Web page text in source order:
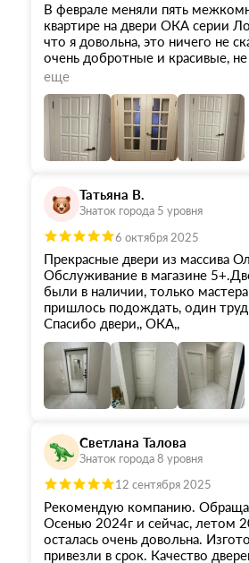
В феврале меняли пять
квартире на двери ОКА серии
что я довольна, это ничего не
очень добротные и красивые,
нарадоваться. Огромное
салона дверей ОКА в Кубатуре за
индивидуальный подход и
определиться с замками,
доставка вовремя, все
Хочется особенно отметить
безостановочно , очень
руки. Цена дверей тоже
двери, но произведенные в Спб
России стоят заметно дороже.
такой качественный товар ,
водителей и отдельная
менеджерам салона Юлии
яПлександру. Спасибо за
долго буду вспоминать вас
другим покупателям, никаких
двери, то только ОКА
еще
Татьяна В.
Знаток города 5 уровня
6 октября 2025
Прекрасные двери из массива
Обслуживание в магазине
были в наличии, только
пришлось подождать, один
Спасибо двери,, ОКА,,
Светлана Талова
Знаток города 8 уровня
12 сентября 2025
Рекомендую компанию.
Осенью 2024г и сейчас, летом
осталась очень довольна.
привезли в срок. Качество